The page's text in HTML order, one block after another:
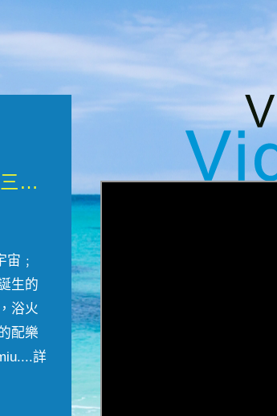
微觀墾丁三部曲 重生....
﹔
生的
浴火
配樂
詳